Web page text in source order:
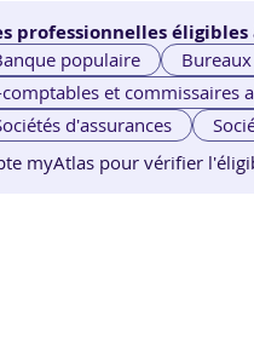
professionnelles éligibles
populaire
et commissaires
d'assurances
myAtlas pour vérifier